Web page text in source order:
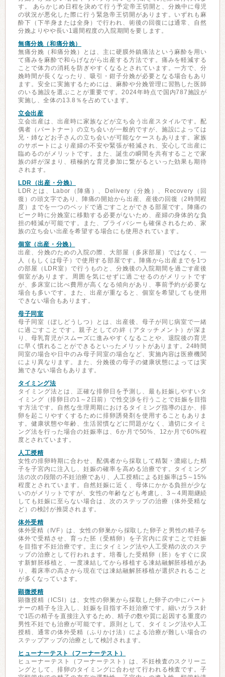
す。 あらかじめ日程を決めて行う予定帝王切開と、分娩中に母児
の状況が悪化した際に行う緊急帝王切開があります。いずれも麻
酔下（下半身または全身）で行われ、術後の回復には通常、自然
分娩よりやや長い1週間程度の入院期間を要します。
無痛分娩（和痛分娩）
無痛分娩（和痛分娩）とは、主に硬膜外鎮痛法という麻酔を用い
て痛みを麻酔で和らげながら出産する方法です。痛みを軽減する
ことで体力の消耗を防ぎやすくなるとされています。一方で、分
娩時間が長くなったり、吸引・鉗子分娩が必要となる場合もあり
ます。安全に実施するためには、麻酔や分娩管理に習熟した医師
のいる施設を選ぶことが重要です。2024年時点で国内787施設が
実施し、全体の13.8％を占めています。
立会出産
立会出産は、出産時に家族などが立ち会う出産スタイルです。配
偶者（パートナー）の立ち会いが一般的ですが、施設によっては
兄・姉などお子さんの立ち会いが可能なケースもあります。家族
のサポートにより産婦の不安や緊張が軽減され、安心して出産に
臨めるのがメリットです。また、誕生の瞬間を共有することで家
族の絆が深まり、積極的な育児参加に繋がるといった効果も期待
されます。
LDR（出産・分娩）
LDRとは、Labor（陣痛）、Delivery（分娩）、Recovery（回
復）の頭文字であり、陣痛の開始から出産、産後の回復（2時間程
度）までを一つのベッドで過ごすことができる部屋です。陣痛の
ピーク時に分娩室に移動する必要がないため、産婦の身体的な負
担の軽減が可能です。また、プライバシーも確保されるため、家
族の立ち会い出産を希望する場合にも使用されています。
個室（出産・分娩）
出産、分娩のための入院の際、大部屋（多床部屋）ではなく、一
人（もしくは母子）で使用する部屋です。陣痛から出産までを1つ
の部屋（LDR室）で行うものと、分娩後の入院期間を過ごす産後
個室があります。周囲を気にせずに過ごせるのがメリットです
が、多床室に比べ費用が高くなる傾向があり、事前予約が必要な
場合も多いです。また、出産が重なると、個室を希望しても使用
できない場合もあります。
母子同室
母子同室（ぼしどうしつ）とは、出産後、母子が同じ病室で一緒
に過ごすことです。親子としての絆（アタッチメント）が深ま
り、母乳育児がスムーズに進みやすくなることや、退院後の育児
に早く慣れることができるといったメリットがあります。24時間
同室の場合や日中のみ母子同室の場合など、実施内容は医療機関
により異なります。また、分娩後の母子の健康状態によっては実
施できない場合もあります。
タイミング法
タイミング法とは、正確な排卵日を予測し、最も妊娠しやすいタ
イミング（排卵日の1～2日前）で性交渉を行うことで妊娠を目指
す方法です。自然な生理周期におけるタイミング指導のほか、排
卵を起こりやすくするために排卵誘発剤を使用することもありま
す。健康状態や年齢、生活習慣などに問題がなく、適切にタイミ
ング法を行った場合の妊娠率は、6か月で50%、12か月で60%程
度とされています。
人工授精
女性の排卵時期に合わせ、配偶者から採取して精製・濃縮した精
子を子宮内に注入し、妊娠の確率を高める治療です。タイミング
法の次の段階の不妊治療であり、人工授精による妊娠率は5～15%
程度とされています。自然妊娠に近く、母体にかかる負担が少な
いのがメリットですが、女性の年齢なども考慮し、3～4周期継続
しても妊娠に至らない場合は、次のステップの治療（体外受精な
ど）の検討が推奨されます。
体外受精
体外受精（IVF）は、女性の卵巣から採取した卵子と男性の精子を
体外で受精させ、育った胚（受精卵）を子宮内に戻すことで妊娠
を目指す不妊治療です。主にタイミング法や人工受精の次のステ
ップの治療として行われます。培養した受精卵（胚）をすぐに戻
す新鮮胚移植と、一度凍結してから移植する凍結融解胚移植があ
り、着床率の高さから現在では凍結融解胚移植が選択されること
が多くなっています。
顕微授精
顕微授精（ICSI）は、女性の卵巣から採取した卵子の中にパート
ナーの精子を注入し、妊娠を目指す不妊治療です。細いガラス針
で1匹の精子を直接注入するため、精子の数や質に起因する重度の
男性不妊でも治療が可能です。原則として、タイミング法や人工
授精、通常の体外受精（ふりかけ法）による治療が難しい場合の
ステップアップの治療として検討されます。
ヒューナーテスト（フーナーテスト）
ヒューナーテスト（フーナーテスト）は、不妊検査のスクリーニ
ングとして、排卵のタイミングに合わせて行われる検査です。子